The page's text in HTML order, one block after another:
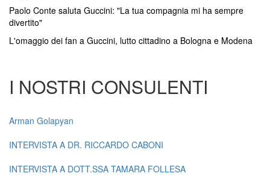
Paolo Conte saluta Guccini: "La tua compagnia mi ha sempre
divertito"
L'omaggio dei fan a Guccini, lutto cittadino a Bologna e Modena
I NOSTRI CONSULENTI
Arman Golapyan
INTERVISTA A DR. RICCARDO CABONI
INTERVISTA A DOTT.SSA TAMARA FOLLESA